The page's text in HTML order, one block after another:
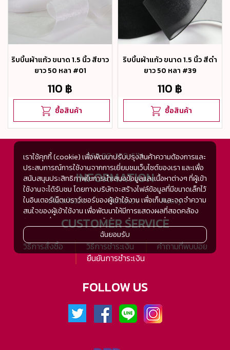
ริบบิ้นผ้าแก้ว ขนาด 1.5 นิ้ว สีขาว
ยาว 50 หลา #01
110 ฿
ซื้อสินค้า
ริบบิ้นผ้าแก้ว ขนาด 1.5 นิ้ว สีดำ
ยาว 50 หลา #39
110 ฿
ซื้อสินค้า
+66 80-269-5114
INFORMATION
เกี่ยวกับเรา ติดต่อเรา Policy
CUSTOMER SERVICE
วิธีการสั่งซื้อ วิธีการชำระเงิน
คำถามที่พบบ่อย
ยืนยันการชำระเงิน
FOLLOW US
เราใช้คุกกี้ (cookie) เพื่อพัฒนาปรับปรุงสินค้าความต้องการและ
ประสบการณ์การใช้งานจากการเยี่ยมชมเว็บไซต์ของเรา และเพื่อ
สนับสนุนประสิทธิภาพในการนำเสนอข้อมูลและเนื้อหาต่างๆ ที่ผู้เข้า
ใช้งานจะได้รับชม โดยทางบริษัทจะสร้างไฟล์ข้อมูลที่มีขนาดเล็กไว้
ในอินเตอร์เน็ตเบราว์เซอร์ของผู้เข้าใช้งาน เพื่อเก็บและจดจำความ
สนใจของผู้เข้าใช้งาน เพื่อพัฒนาให้มีการแสดงผลที่สอดคล้อง
กับความชื่นชอบและความสนใจในการใช้งาน และเพื่อพัฒนา
ประสิทธิภาพในการแสดงผลของข้อมูล รวมถึงเพื่ออำนวยความ
สะดวกในการให้บริการต่างๆ ภายในเว็บไซต์ของเรา และเมื่อผู้เข้า
ใช้งานกลับมาเยี่ยมชม หรือกลับเข้ามาใช้บริการในครั้งต่อไป แต่
การเก็บข้อมูลด้วยคุกกี้จะไม่ระบุตัวตนของผู้เข้าใช้งาน
บริการหรือได้รับมอบหมายให้กระทำแทนในนามของ www.tsh-
เมื่อผู้เข้าใช้งานมีการกลับมาเยี่ยมชมเว็บไซต์โดยไม่เปลี่ยนแปลง
การตั้งค่าคุกกี้บนอินเตอร์เน็ตเบราส์เซอร์ อุปกรณ์ของผู้ใช้งานจะ
ฉันยอมรับ